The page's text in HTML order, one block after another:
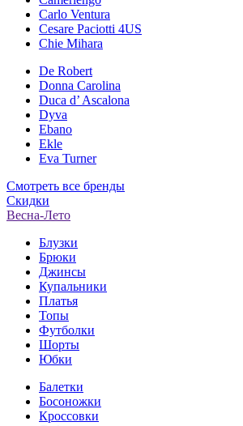
Carlo Ventura
Cesare Paciotti 4US
Chie Mihara
De Robert
Donna Carolina
Duca d’ Ascalona
Dyva
Ebano
Ekle
Eva Turner
Смотреть все бренды
Скидки
Весна-Лето
Блузки
Брюки
Джинсы
Купальники
Платья
Топы
Футболки
Шорты
Юбки
Балетки
Босоножки
Кроссовки